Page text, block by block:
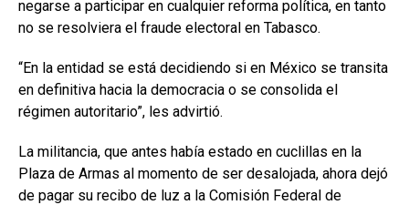
negarse a participar en cualquier reforma política, en tanto
no se resolviera el fraude electoral en Tabasco.
“En la entidad se está decidiendo si en México se transita
en definitiva hacia la democracia o se consolida el
régimen autoritario”, les advirtió.
La militancia, que antes había estado en cuclillas en la
Plaza de Armas al momento de ser desalojada, ahora dejó
de pagar su recibo de luz a la Comisión Federal de